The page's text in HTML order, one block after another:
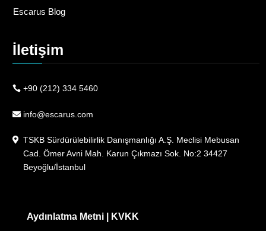
Escarus Blog
İletişim
+90 (212) 334 5460
info@escarus.com
TSKB Sürdürülebilirlik Danışmanlığı A.Ş. Meclisi Mebusan
Cad. Ömer Avni Mah. Karun Çıkmazı Sok. No:2 34427
Beyoğlu/İstanbul
Aydınlatma Metni| KVKK